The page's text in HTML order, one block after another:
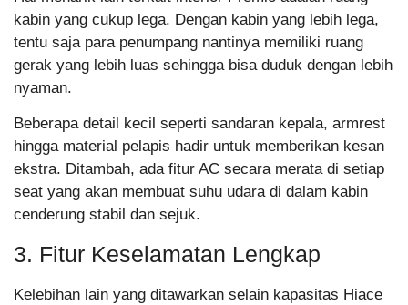
kabin yang cukup lega. Dengan kabin yang lebih lega,
tentu saja para penumpang nantinya memiliki ruang
gerak yang lebih luas sehingga bisa duduk dengan lebih
nyaman.
Beberapa detail kecil seperti sandaran kepala, armrest
hingga material pelapis hadir untuk memberikan kesan
ekstra. Ditambah, ada fitur AC secara merata di setiap
seat yang akan membuat suhu udara di dalam kabin
cenderung stabil dan sejuk.
3. Fitur Keselamatan Lengkap
Kelebihan lain yang ditawarkan selain kapasitas Hiace